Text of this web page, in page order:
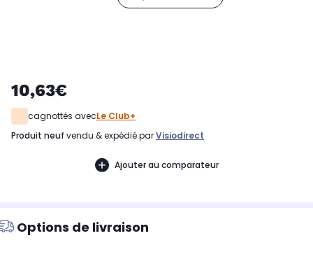
10,63€
cagnottés avecLe Club+
produit neuf vendu & expédié parVisiodirect
Ajouter au comparateur
Options de livraison